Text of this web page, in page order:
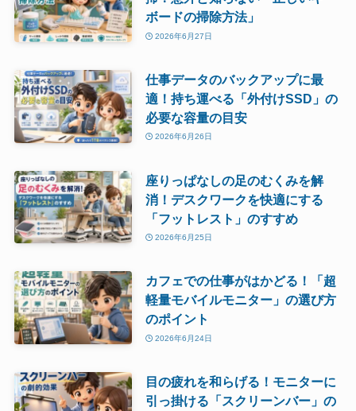
ボードの掃除方法」
2026年6月27日
仕事データのバックアップに最
適！持ち運べる「外付けSSD」の
必要な容量の目安
2026年6月26日
座りっぱなしの足のむくみを解
消！デスクワークを快適にする
「フットレスト」のすすめ
2026年6月25日
カフェでの仕事がはかどる！「超
軽量モバイルモニター」の選び方
のポイント
2026年6月24日
目の疲れを和らげる！モニターに
引っ掛ける「スクリーンバー」の